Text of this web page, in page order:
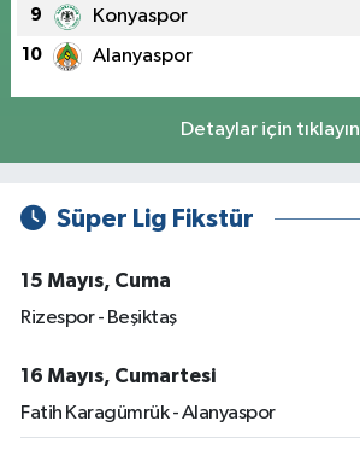
9 Konyaspor
10 Alanyaspor
Detaylar için tıklayın
Süper Lig Fikstür
15 Mayıs, Cuma
Rizespor - Beşiktaş
16 Mayıs, Cumartesi
Fatih Karagümrük - Alanyaspor